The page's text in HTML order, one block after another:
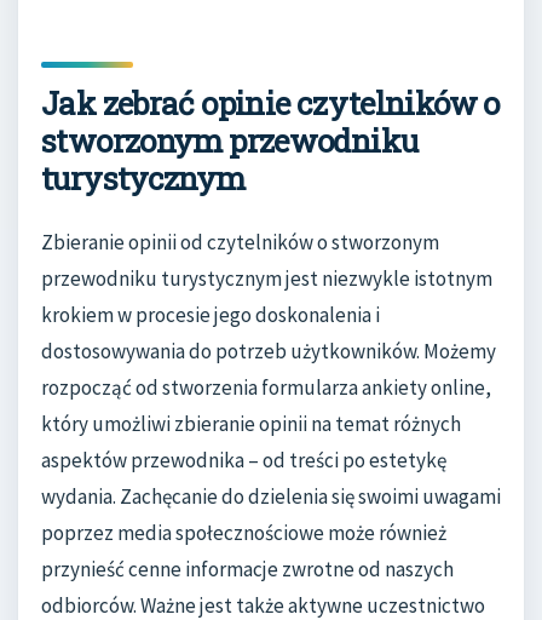
Jak zebrać opinie czytelników o
stworzonym przewodniku
turystycznym
Zbieranie opinii od czytelników o stworzonym
przewodniku turystycznym jest niezwykle istotnym
krokiem w procesie jego doskonalenia i
dostosowywania do potrzeb użytkowników. Możemy
rozpocząć od stworzenia formularza ankiety online,
który umożliwi zbieranie opinii na temat różnych
aspektów przewodnika – od treści po estetykę
wydania. Zachęcanie do dzielenia się swoimi uwagami
poprzez media społecznościowe może również
przynieść cenne informacje zwrotne od naszych
odbiorców. Ważne jest także aktywne uczestnictwo